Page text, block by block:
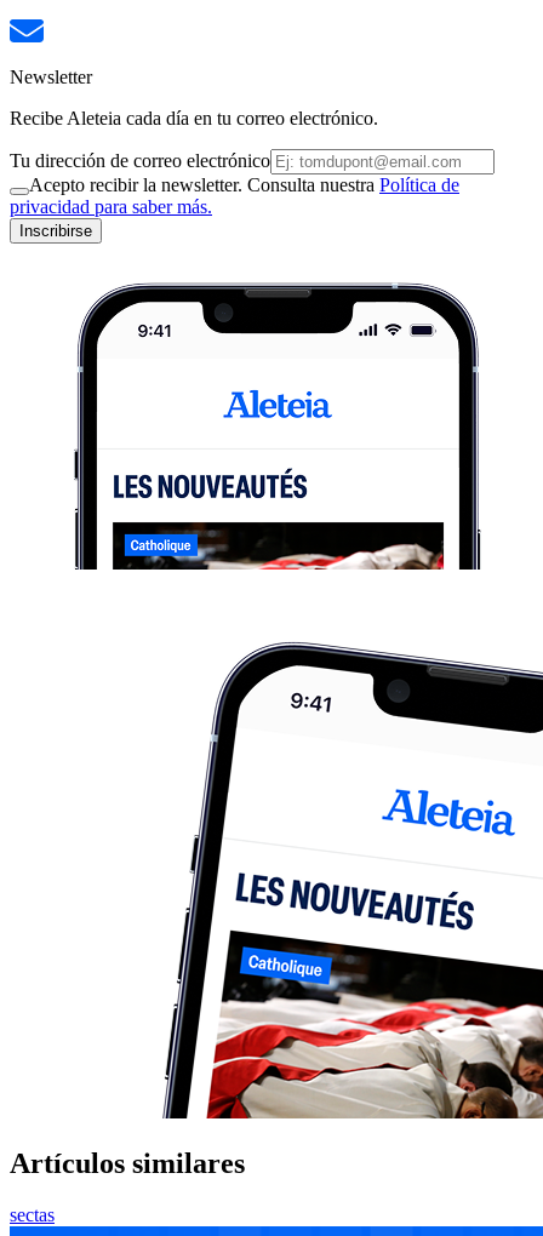
Newsletter
Recibe Aleteia cada día en tu correo electrónico.
Tu dirección de correo electrónico
Acepto recibir la newsletter. Consulta nuestra Política de
privacidad para saber más.
Inscribirse
Artículos similares
sectas